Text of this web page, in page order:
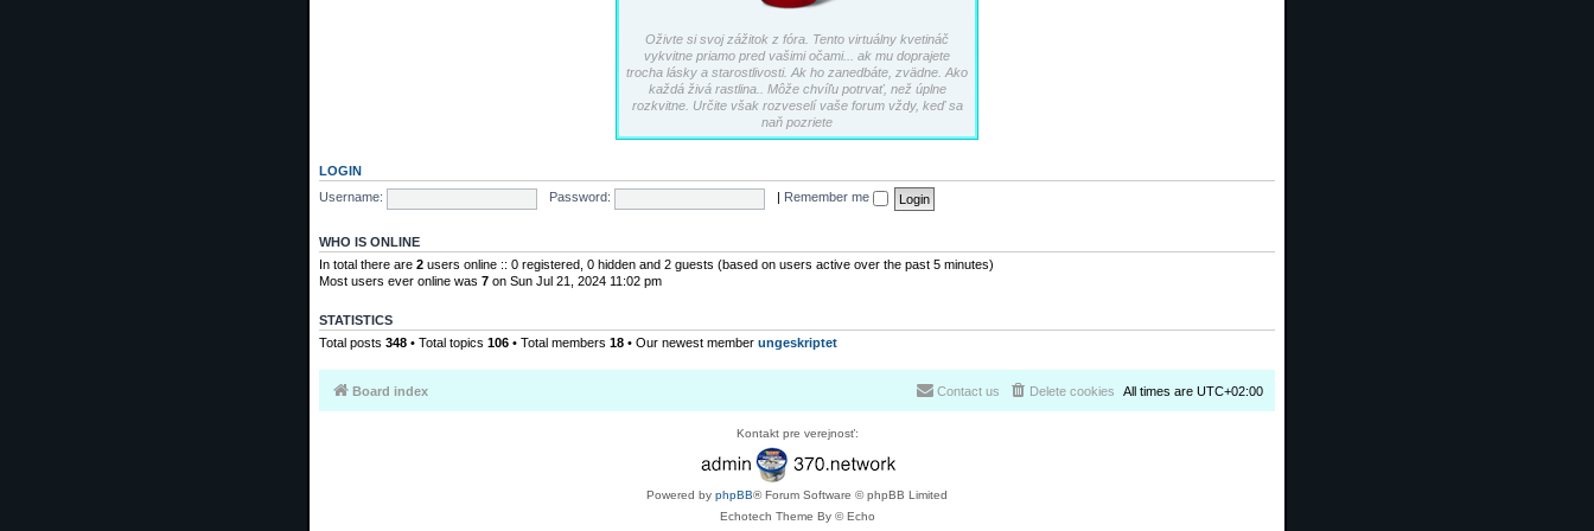
Oživte si svoj zážitok z fóra. Tento virtuálny kvetináč
vykvitne priamo pred vašimi očami... ak mu doprajete
trocha lásky a starostlivosti. Ak ho zanedbáte, zvädne. Ako
každá živá rastlina.. Môže chvíľu potrvať, než úplne
rozkvitne. Určite však rozveselí vaše forum vždy, keď sa
naň pozriete
LOGIN
Username:
Password: Remember me
WHO IS ONLINE
In total there are 2 users online :: 0 registered, 0 hidden and 2 guests (based on users active over the past 5 minutes)
Most users ever online was 7 on Sun Jul 21, 2024 11:02 pm
STATISTICS
Total posts 348 • Total topics 106 • Total members 18 • Our newest member ungeskriptet
Board index All times are UTC+02:00
Delete cookies
Contact us
Kontakt pre verejnosť:
Powered by phpBB® Forum Software © phpBB Limited
Echotech Theme By © Echo